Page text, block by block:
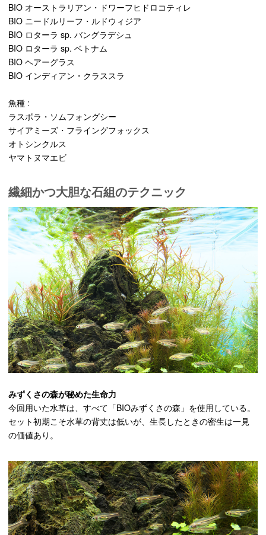
BIO オーストラリアン・ドワーフヒドロコティレ
BIO ニードルリーフ・ルドウィジア
BIO ロターラ sp. バングラデシュ
BIO ロターラ sp. ベトナム
BIO ヘアーグラス
BIO インディアン・クラススラ
魚種 :
ラスボラ・ソムフォングシー
サイアミーズ・フライングフォックス
オトシンクルス
ヤマトヌマエビ
繊細かつ大胆な石組のテクニック
みずくさの森が秘めた生命力
今回用いた水草は、すべて「BIOみずくさの森」を使用している。
セット初期こそ水草の背丈は低いが、生長したときの密生は一見
の価値あり。